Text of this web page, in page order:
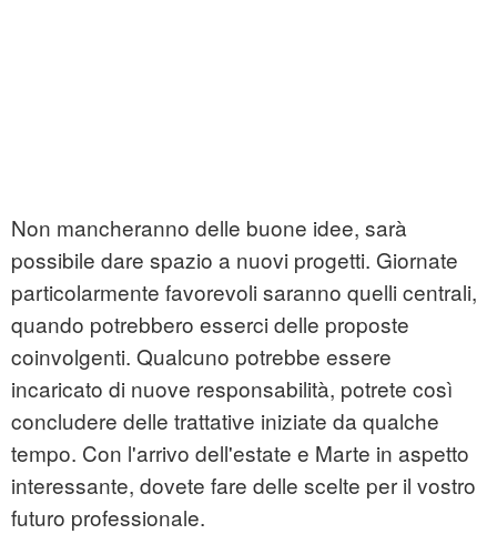
Non mancheranno delle buone idee, sarà
possibile dare spazio a nuovi progetti. Giornate
particolarmente favorevoli saranno quelli centrali,
quando potrebbero esserci delle proposte
coinvolgenti. Qualcuno potrebbe essere
incaricato di nuove responsabilità, potrete così
concludere delle trattative iniziate da qualche
tempo. Con l'arrivo dell'estate e Marte in aspetto
interessante, dovete fare delle scelte per il vostro
futuro professionale.